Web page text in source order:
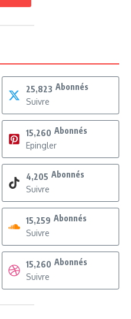
25,823 Abonnés
Suivre
15,260 Abonnés
Epingler
4,205 Abonnés
Suivre
15,259 Abonnés
Suivre
15,260 Abonnés
Suivre